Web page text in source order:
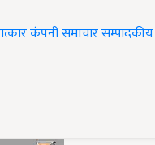
कंपनी समाचारसम्पादकीय